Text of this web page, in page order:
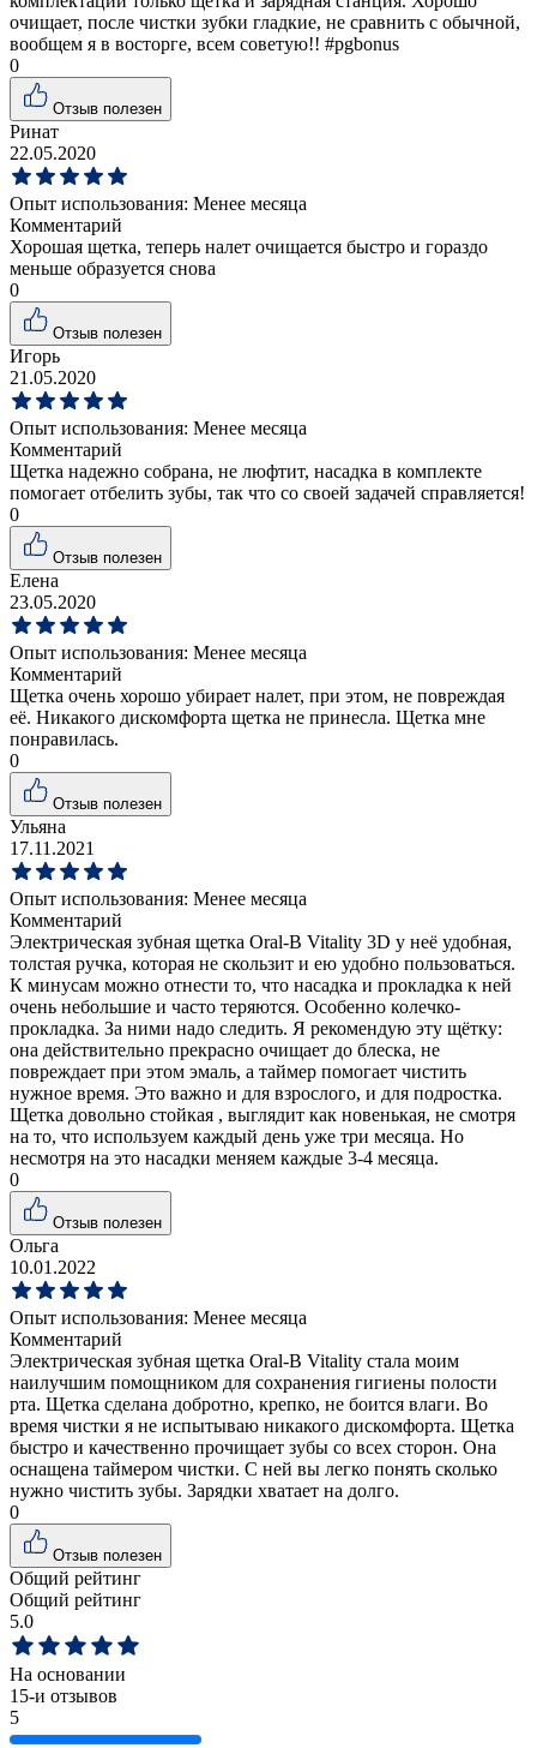
очищает, после чистки зубки гладкие, не сравнить с обычной,
вообщем я в восторге, всем советую!! #pgbonus
0
Отзыв полезен
Ринат
22.05.2020
Опыт использования: Менее месяца
Комментарий
Хорошая щетка, теперь налет очищается быстро и гораздо
меньше образуется снова
0
Отзыв полезен
Игорь
21.05.2020
Опыт использования: Менее месяца
Комментарий
Щетка надежно собрана, не люфтит, насадка в комплекте
помогает отбелить зубы, так что со своей задачей справляется!
0
Отзыв полезен
Елена
23.05.2020
Опыт использования: Менее месяца
Комментарий
Щетка очень хорошо убирает налет, при этом, не повреждая
её. Никакого дискомфорта щетка не принесла. Щетка мне
понравилась.
0
Отзыв полезен
Ульяна
17.11.2021
Опыт использования: Менее месяца
Комментарий
Электрическая зубная щетка Oral-B Vitality 3D у неё удобная,
толстая ручка, которая не скользит и ею удобно пользоваться.
К минусам можно отнести то, что насадка и прокладка к ней
очень небольшие и часто теряются. Особенно колечко-
прокладка. За ними надо следить. Я рекомендую эту щётку:
она действительно прекрасно очищает до блеска, не
повреждает при этом эмаль, а таймер помогает чистить
нужное время. Это важно и для взрослого, и для подростка.
Щетка довольно стойкая , выглядит как новенькая, не смотря
на то, что используем каждый день уже три месяца. Но
несмотря на это насадки меняем каждые 3-4 месяца.
0
Отзыв полезен
Ольга
10.01.2022
Опыт использования: Менее месяца
Комментарий
Электрическая зубная щетка Oral-B Vitality стала моим
наилучшим помощником для сохранения гигиены полости
рта. Щетка сделана добротно, крепко, не боится влаги. Во
время чистки я не испытываю никакого дискомфорта. Щетка
быстро и качественно прочищает зубы со всех сторон. Она
оснащена таймером чистки. С ней вы легко понять сколько
нужно чистить зубы. Зарядки хватает на долго.
0
Отзыв полезен
Общий рейтинг
Общий рейтинг
5.0
На основании
15-и отзывов
5